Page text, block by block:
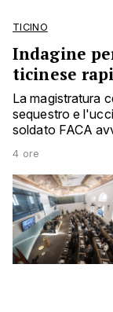
TICINO
Indagine
ticinese
La magistratura
sequestro e
soldato FACA
4 ore